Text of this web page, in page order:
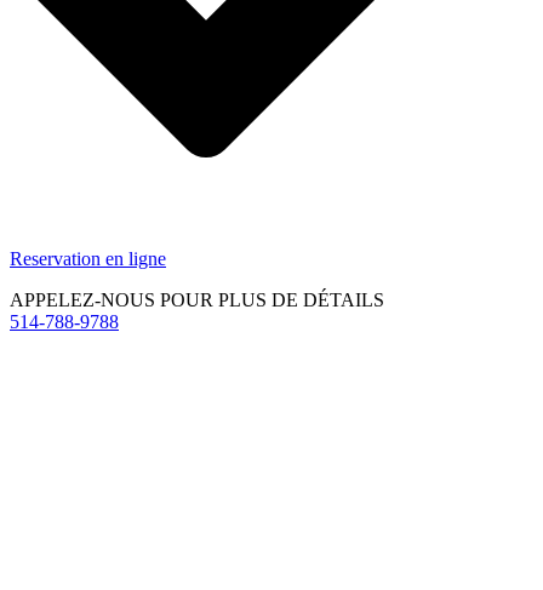
Reservation en ligne
APPELEZ-NOUS POUR PLUS DE DÉTAILS
514-788-9788